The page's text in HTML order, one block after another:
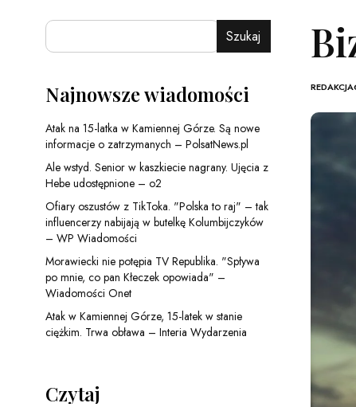
Szukaj
Najnowsze wiadomości
Atak na 15-latka w Kamiennej Górze. Są nowe
informacje o zatrzymanych – PolsatNews.pl
Ale wstyd. Senior w kaszkiecie nagrany. Ujęcia z
Hebe udostępnione – o2
Ofiary oszustów z TikToka. "Polska to raj" – tak
influencerzy nabijają w butelkę Kolumbijczyków
– WP Wiadomości
Morawiecki nie potępia TV Republika. "Spływa
po mnie, co pan Kłeczek opowiada" –
Wiadomości Onet
Atak w Kamiennej Górze, 15-latek w stanie
ciężkim. Trwa obława – Interia Wydarzenia
Czytaj